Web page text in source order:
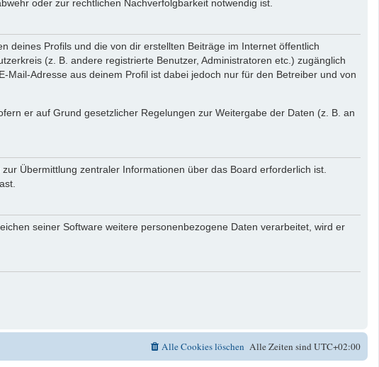
oder zur rechtlichen Nachverfolgbarkeit notwendig ist.
deines Profils und die von dir erstellten Beiträge im Internet öffentlich
(z. B. andere registrierte Benutzer, Administratoren etc.) zugänglich
Adresse aus deinem Profil ist dabei jedoch nur für den Betreiber und von
er auf Grund gesetzlicher Regelungen zur Weitergabe der Daten (z. B. an
Übermittlung zentraler Informationen über das Board erforderlich ist.
seiner Software weitere personenbezogene Daten verarbeitet, wird er
Alle Zeiten sindUTC+02:00
Alle Cookies löschen